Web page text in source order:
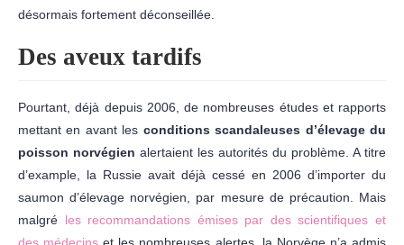
désormais fortement déconseillée.
Des aveux tardifs
Pourtant, déjà depuis 2006, de nombreuses études et rapports
mettant en avant les conditions scandaleuses d’élevage du
poisson norvégien alertaient les autorités du problème. A titre
d’example, la Russie avait déjà cessé en 2006 d’importer du
saumon d’élevage norvégien, par mesure de précaution. Mais
malgré les recommandations émises par des scientifiques et
des médecins et les nombreuses alertes, la Norvège n’a admis